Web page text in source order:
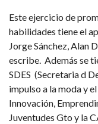
Este ejercicio de
habilidades tiene el
Jorge Sánchez, Alan
escribe. Además se
SDES (Secretaria d
impulso a la moda y
Innovación,
Juventudes Gto y la